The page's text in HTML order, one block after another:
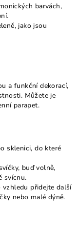
barvách,
jako jsou
a funkční dekorací,
Můžete je
parapet.
sklenici, do které
buď volně,
svícnu.
vzhledu přidejte další
nebo malé dýně.